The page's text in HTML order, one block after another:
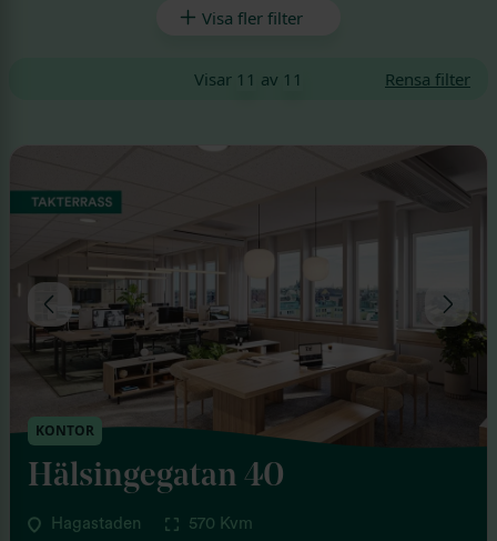
Visa fler filter
Visar 11 av 11 Rensa filter
KONTOR
Hälsingegatan 40
Hagastaden 570 Kvm